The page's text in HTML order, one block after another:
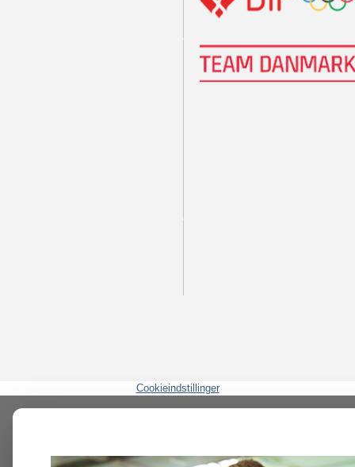
Cookieindstillinger